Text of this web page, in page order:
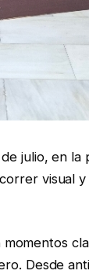
julio, en la
visual
Desde